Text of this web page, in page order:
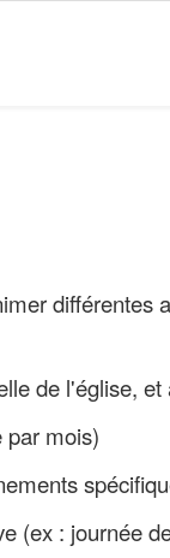
de l'église,
par mois)
(ex : journée